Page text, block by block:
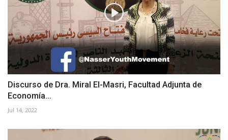
Discurso de Dra. Miral El-Masri, Facultad Adjunta de
Economía...
Jul 14, 2022